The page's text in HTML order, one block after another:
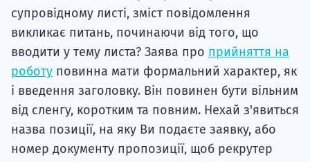
супровідному листі, зміст повідомлення
викликає питань, починаючи від того, що
вводити у тему листа? Заява про прийняття на
роботу повинна мати формальний характер, як
і введення заголовку. Він повинен бути вільним
від сленгу, коротким та повним. Нехай з'явиться
назва позиції, на яку Ви подаєте заявку, або
номер документу пропозиції, щоб рекрутер